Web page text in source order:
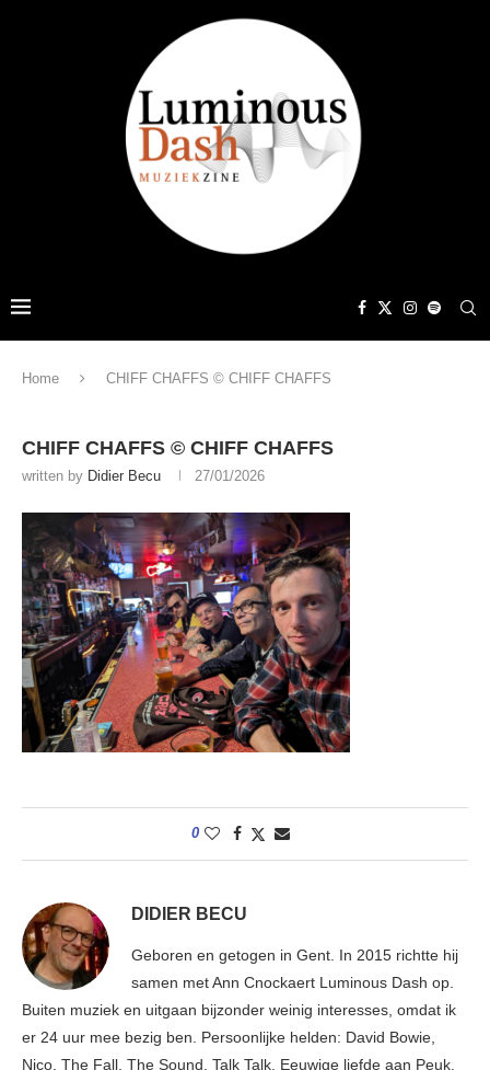
Home CHIFF CHAFFS © CHIFF CHAFFS
CHIFF CHAFFS © CHIFF CHAFFS
written by Didier Becu 27/01/2026
0
DIDIER BECU
Geboren en getogen in Gent. In 2015 richtte hij
samen met Ann Cnockaert Luminous Dash op.
Buiten muziek en uitgaan bijzonder weinig interesses, omdat ik
er 24 uur mee bezig ben. Persoonlijke helden: David Bowie,
Nico, The Fall, The Sound, Talk Talk. Eeuwige liefde aan Peuk,